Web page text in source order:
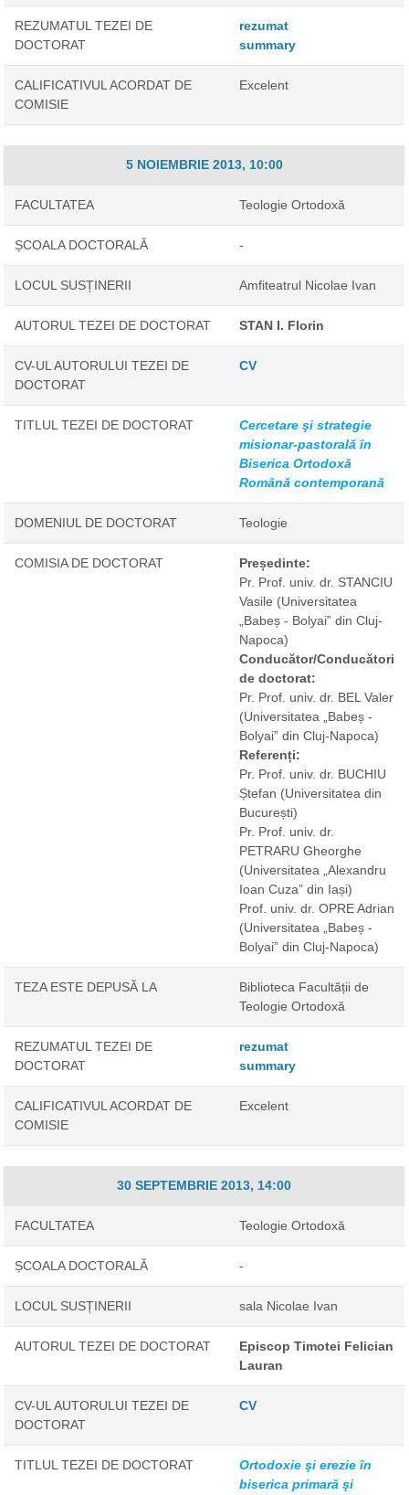
REZUMATUL TEZEI DE
DOCTORAT
rezumat
summary
CALIFICATIVUL ACORDAT DE
COMISIE
Excelent
5 NOIEMBRIE 2013, 10:00
FACULTATEA Teologie Ortodoxă
ȘCOALA DOCTORALĂ -
LOCUL SUSȚINERII Amfiteatrul Nicolae Ivan
AUTORUL TEZEI DE DOCTORAT STAN I. Florin
CV-UL AUTORULUI TEZEI DE
DOCTORAT
CV
TITLUL TEZEI DE DOCTORAT
Cercetare şi strategie
misionar-pastorală în
Biserica Ortodoxă
Română contemporană
DOMENIUL DE DOCTORAT Teologie
COMISIA DE DOCTORAT
Președinte:
Pr. Prof. univ. dr. STANCIU
Vasile (Universitatea
„Babeș - Bolyai” din Cluj-
Napoca)
Conducător/Conducători
de doctorat:
Pr. Prof. univ. dr. BEL Valer
(Universitatea „Babeș -
Bolyai” din Cluj-Napoca)
Referenți:
Pr. Prof. univ. dr. BUCHIU
Ștefan (Universitatea din
București)
Pr. Prof. univ. dr.
PETRARU Gheorghe
(Universitatea „Alexandru
Ioan Cuza” din Iași)
Prof. univ. dr. OPRE Adrian
(Universitatea „Babeș -
Bolyai” din Cluj-Napoca)
TEZA ESTE DEPUSĂ LA
Biblioteca Facultății de
Teologie Ortodoxă
REZUMATUL TEZEI DE
DOCTORAT
rezumat
summary
CALIFICATIVUL ACORDAT DE
COMISIE
Excelent
30 SEPTEMBRIE 2013, 14:00
FACULTATEA Teologie Ortodoxă
ȘCOALA DOCTORALĂ -
LOCUL SUSȚINERII sala Nicolae Ivan
AUTORUL TEZEI DE DOCTORAT
Episcop Timotei Felician
Lauran
CV-UL AUTORULUI TEZEI DE
DOCTORAT
CV
TITLUL TEZEI DE DOCTORAT
Ortodoxie şi erezie în
biserica primară şi